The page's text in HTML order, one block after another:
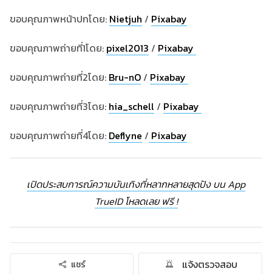
ขอบคุณภาพหน้าปกโดย: Nietjuh / Pixabay
ขอบคุณภาพถ่ายที่1โดย: pixel2013 / Pixabay
ขอบคุณภาพถ่ายที่2โดย: Bru-nO/ Pixabay
ขอบคุณภาพถ่ายที่3โดย: hia_schell/ Pixabay
ขอบคุณภาพถ่ายที่4โดย: Deflyne / Pixabay
เปิดประสบการณ์ความบันเทิงที่หลากหลายสุดปัง บน App
TrueID โหลดเลย ฟรี !
แชร์ แจ้งตรวจสอบ